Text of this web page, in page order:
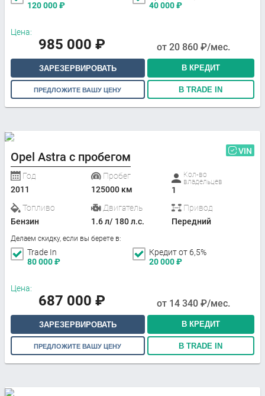
120 000₽
40 000₽
Цена:
985 000 ₽ от 20 860 ₽/мес.
ЗАРЕЗЕРВИРОВАТЬ В КРЕДИТ
ПРЕДЛОЖИТЕ ВАШУ ЦЕНУ В TRADE IN
Opel Astra с пробегом VIN
Год
2011
Пробег
125000 км
Кол-во
владельцев
1
Топливо
Бензин
Двигатель
1.6 л/ 180 л.с.
Привод
Передний
Делаем скидку, если вы берете в:
Trade In
80 000₽
Кредит от 6,5%
20 000₽
Цена:
687 000 ₽ от 14 340 ₽/мес.
ЗАРЕЗЕРВИРОВАТЬ В КРЕДИТ
ПРЕДЛОЖИТЕ ВАШУ ЦЕНУ В TRADE IN